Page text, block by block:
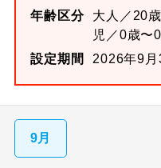
年齢区分
大人／20
児／0歳〜
設定期間
2026年9
9月